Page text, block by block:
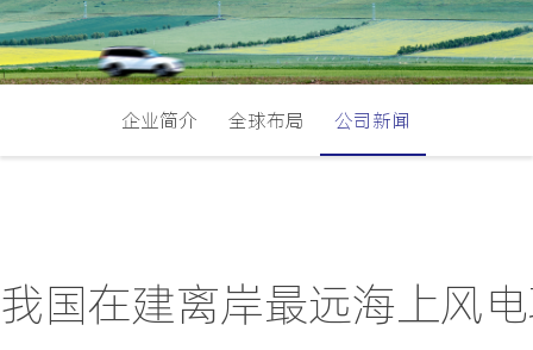
企业简介 全球布局 公司新闻
我国在建离岸最远海上风